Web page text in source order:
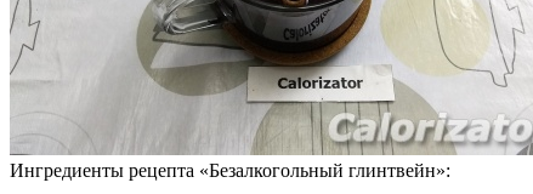
Ингредиенты рецепта «Безалкогольный глинтвейн»: